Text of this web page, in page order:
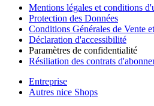
Mentions légales et conditions
Protection des Données
Conditions Générales de Vente
Déclaration d'accessibilité
Paramètres de confidentialité
Résiliation des contrats
Entreprise
Autres nice Shops